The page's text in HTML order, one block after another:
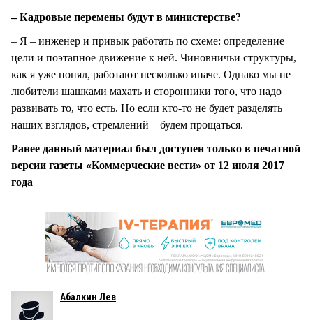
– Кадровые перемены будут в министерстве?
– Я – инженер и привык работать по схеме: определение
цели и поэтапное движение к ней. Чиновничьи структуры,
как я уже понял, работают несколько иначе. Однако мы не
любители шашками махать и сторонники того, что надо
развивать то, что есть. Но если кто-то не будет разделять
наших взглядов, стремлений – будем прощаться.
Ранее данный материал был доступен только в печатной
версии газеты «Коммерческие вести» от 12 июля 2017
года
Абалкин Лев